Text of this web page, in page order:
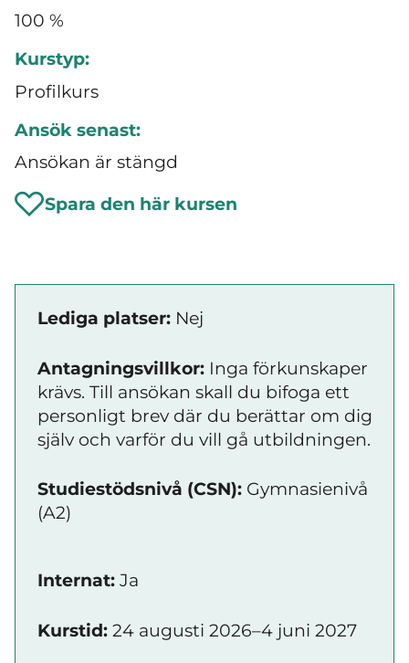
100 %
Kurstyp:
Profilkurs
Ansök senast:
Ansökan är stängd
Spara den här kursen
Lediga platser: Nej
Antagningsvillkor: Inga förkunskaper
krävs. Till ansökan skall du bifoga ett
personligt brev där du berättar om dig
själv och varför du vill gå utbildningen.
Studiestödsnivå (CSN): Gymnasienivå
(A2)
Internat: Ja
Kurstid: 24 augusti 2026–4 juni 2027